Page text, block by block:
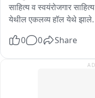
साहित्य व स्वयंरोजगार
येथील एकलव्य हॉल येथे झाले.
प्रवाहात आणण्यासाठी पोलीस
सायकली आणि शालेय साहित्य
0 0 Share